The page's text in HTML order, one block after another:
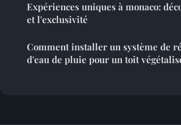
Expériences uniques à monaco:
et l'exclusivité
Comment installer un système de
d'eau de pluie pour un toit